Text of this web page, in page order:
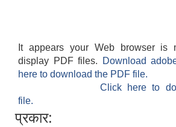
It appears your Web browser is
display PDF files.
Download
here to download the PDF file.
Click here to
file.
प्रकार: